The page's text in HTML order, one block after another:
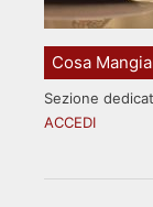
Cosa
Sezione
ACCEDI